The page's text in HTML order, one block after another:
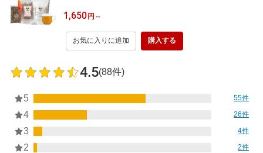
1,650円 ～
お気に入りに追加 購入する
4.5(88件)
5 55件
4 26件
3 4件
2 2件